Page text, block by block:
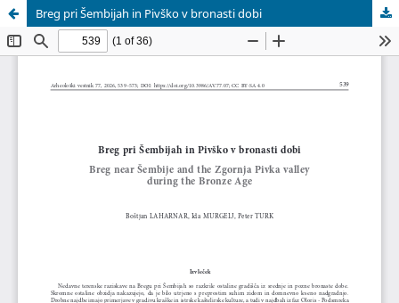
Breg pri Šembijah in Pivško v bronasti dobi